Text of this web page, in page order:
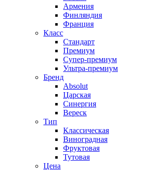
Армения
Финляндия
Франция
Класс
Стандарт
Премиум
Супер-премиум
Ультра-премиум
Бренд
Absolut
Царская
Синергия
Вереск
Тип
Классическая
Виноградная
Фруктовая
Тутовая
Цена